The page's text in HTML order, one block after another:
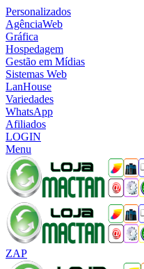
Personalizados
AgênciaWeb
Gráfica
Hospedagem
Gestão em Mídias
Sistemas Web
LanHouse
Variedades
WhatsApp
Afiliados
LOGIN
Menu
ZAP